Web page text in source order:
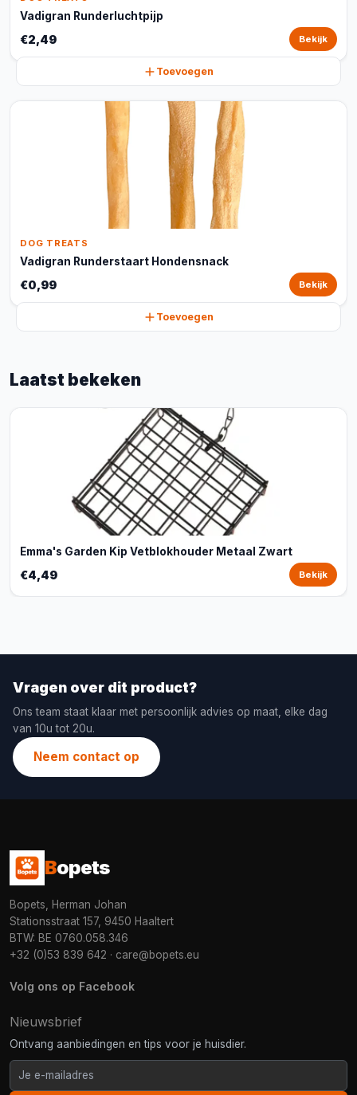
Vadigran Runderluchtpijp
€2,49 Bekijk
Toevoegen
DOG TREATS
Vadigran Runderstaart Hondensnack
€0,99 Bekijk
Toevoegen
Laatst bekeken
Emma's Garden Kip Vetblokhouder Metaal Zwart
€4,49 Bekijk
Vragen over dit product?
Ons team staat klaar met persoonlijk advies op maat, elke dag
van 10u tot 20u.
Neem contact op
Bopets
Bopets, Herman Johan
Stationsstraat 157, 9450 Haaltert
BTW: BE 0760.058.346
+32 (0)53 839 642 · care@bopets.eu
Volg ons op Facebook
Nieuwsbrief
Ontvang aanbiedingen en tips voor je huisdier.